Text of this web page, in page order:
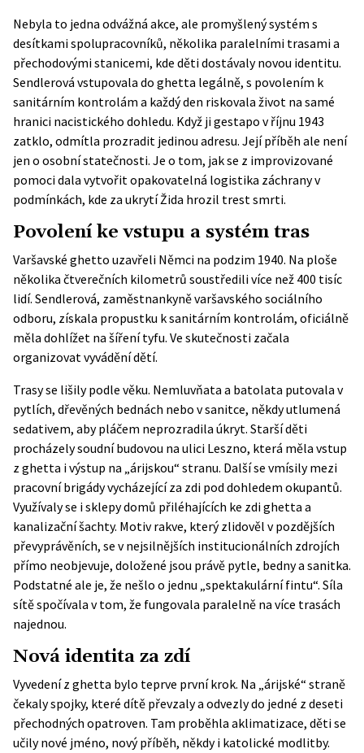
Nebyla to jedna odvážná akce, ale promyšlený systém s
desítkami spolupracovníků, několika paralelními trasami a
přechodovými stanicemi, kde děti dostávaly novou identitu.
Sendlerová vstupovala do ghetta legálně, s povolením k
sanitárním kontrolám a každý den riskovala život na samé
hranici nacistického dohledu. Když ji gestapo v říjnu 1943
zatklo, odmítla prozradit jedinou adresu. Její příběh ale není
jen o osobní statečnosti. Je o tom, jak se z improvizované
pomoci dala vytvořit opakovatelná logistika záchrany v
podmínkách, kde za ukrytí Žida hrozil trest smrti.
Povolení ke vstupu a systém tras
Varšavské ghetto uzavřeli Němci na podzim 1940. Na ploše
několika čtverečních kilometrů soustředili více než 400 tisíc
lidí. Sendlerová, zaměstnankyně varšavského sociálního
odboru, získala propustku k sanitárním kontrolám, oficiálně
měla dohlížet na šíření tyfu. Ve skutečnosti začala
organizovat vyvádění dětí.
Trasy se lišily podle věku. Nemluvňata a batolata putovala v
pytlích, dřevěných bednách nebo v sanitce, někdy utlumená
sedativem, aby pláčem neprozradila úkryt. Starší děti
procházely soudní budovou na ulici Leszno, která měla vstup
z ghetta i výstup na „árijskou“ stranu. Další se vmísily mezi
pracovní brigády vycházející za zdi pod dohledem okupantů.
Využívaly se i sklepy domů přiléhajících ke zdi ghetta a
kanalizační šachty. Motiv rakve, který zlidověl v pozdějších
převyprávěních, se v nejsilnějších institucionálních zdrojích
přímo neobjevuje, doložené jsou právě pytle, bedny a sanitka.
Podstatné ale je, že nešlo o jednu „spektakulární fintu“. Síla
sítě spočívala v tom, že fungovala paralelně na více trasách
najednou.
Nová identita za zdí
Vyvedení z ghetta bylo teprve první krok. Na „árijské“ straně
čekaly spojky, které dítě převzaly a odvezly do jedné z deseti
přechodných opatroven. Tam proběhla aklimatizace, děti se
učily nové jméno, nový příběh, někdy i katolické modlitby.